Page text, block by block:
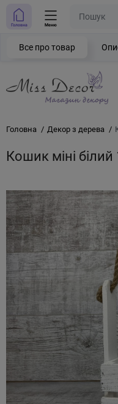
Головна Меню
Головна Декор з дерева
Кошик міні білий
Все про товар